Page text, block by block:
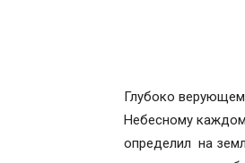
Глубоко
Небесному
определил на